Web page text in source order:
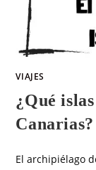
VIAJES
¿Qué
Canarias?
El archipiélago